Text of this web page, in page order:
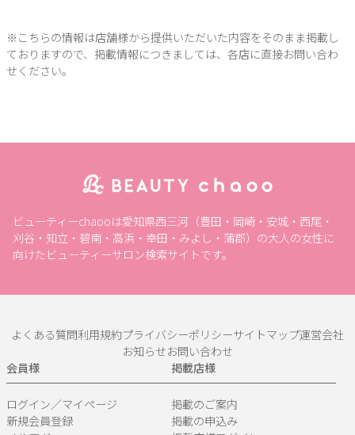
※こちらの情報は店舗様から提供いただいた内容をそのまま掲載し
ておりますので、掲載情報につきましては、各店に直接お問い合わ
せください。
ビューティーchaooは愛知県西三河（豊田・岡崎・安城・西尾・
刈谷・知立・碧南・高浜・幸田・みよし・蒲郡）の大人の女性に
向けたビューティーサロン検索サイトです。
よくある質問利用規約プライバシーポリシーサイトマップ運営会社
お知らせお問い合わせ
会員様
ログイン／マイページ
新規会員登録
掲載店様
掲載のご案内
掲載の申込み